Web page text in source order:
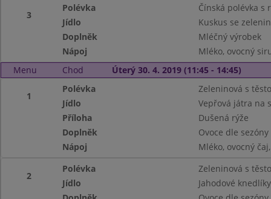
3
Polévka
Čínská polévka s
Jídlo
Kuskus se
Doplněk
Mléčný výrobek
Nápoj
Mléko, ovocný
Menu
Chod Úterý 30. 4. 2019 (11:45 - 14:45)
1
Polévka
Zeleninová s
Jídlo
Vepřová játra na
Příloha
Dušená rýže
Doplněk
Ovoce dle sezóny
Nápoj
Mléko, ovocný
2
Polévka
Zeleninová s
Jídlo
Jahodové